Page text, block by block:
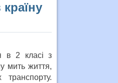
в 2 класі з
мить життя,